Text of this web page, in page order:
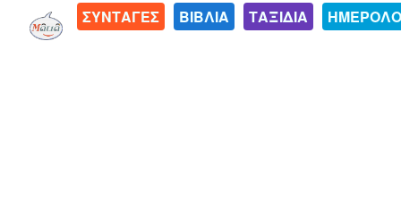
ΣΥΝΤΑΓΕΣ ΒΙΒΛΙΑ ΤΑΞΙΔΙΑ